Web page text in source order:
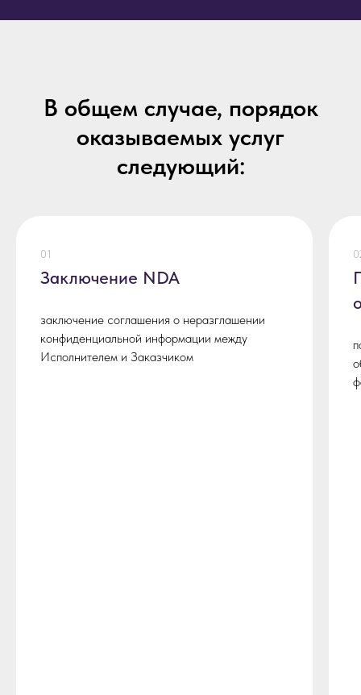
В общем случае, порядок
оказываемых услуг
следующий:
01
Заключение NDA
заключение соглашения о неразглашении
конфиденциальной информации между
Исполнителем и Заказчиком